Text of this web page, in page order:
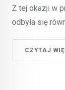
Z tej okazji w
odbyła się
CZYTAJ